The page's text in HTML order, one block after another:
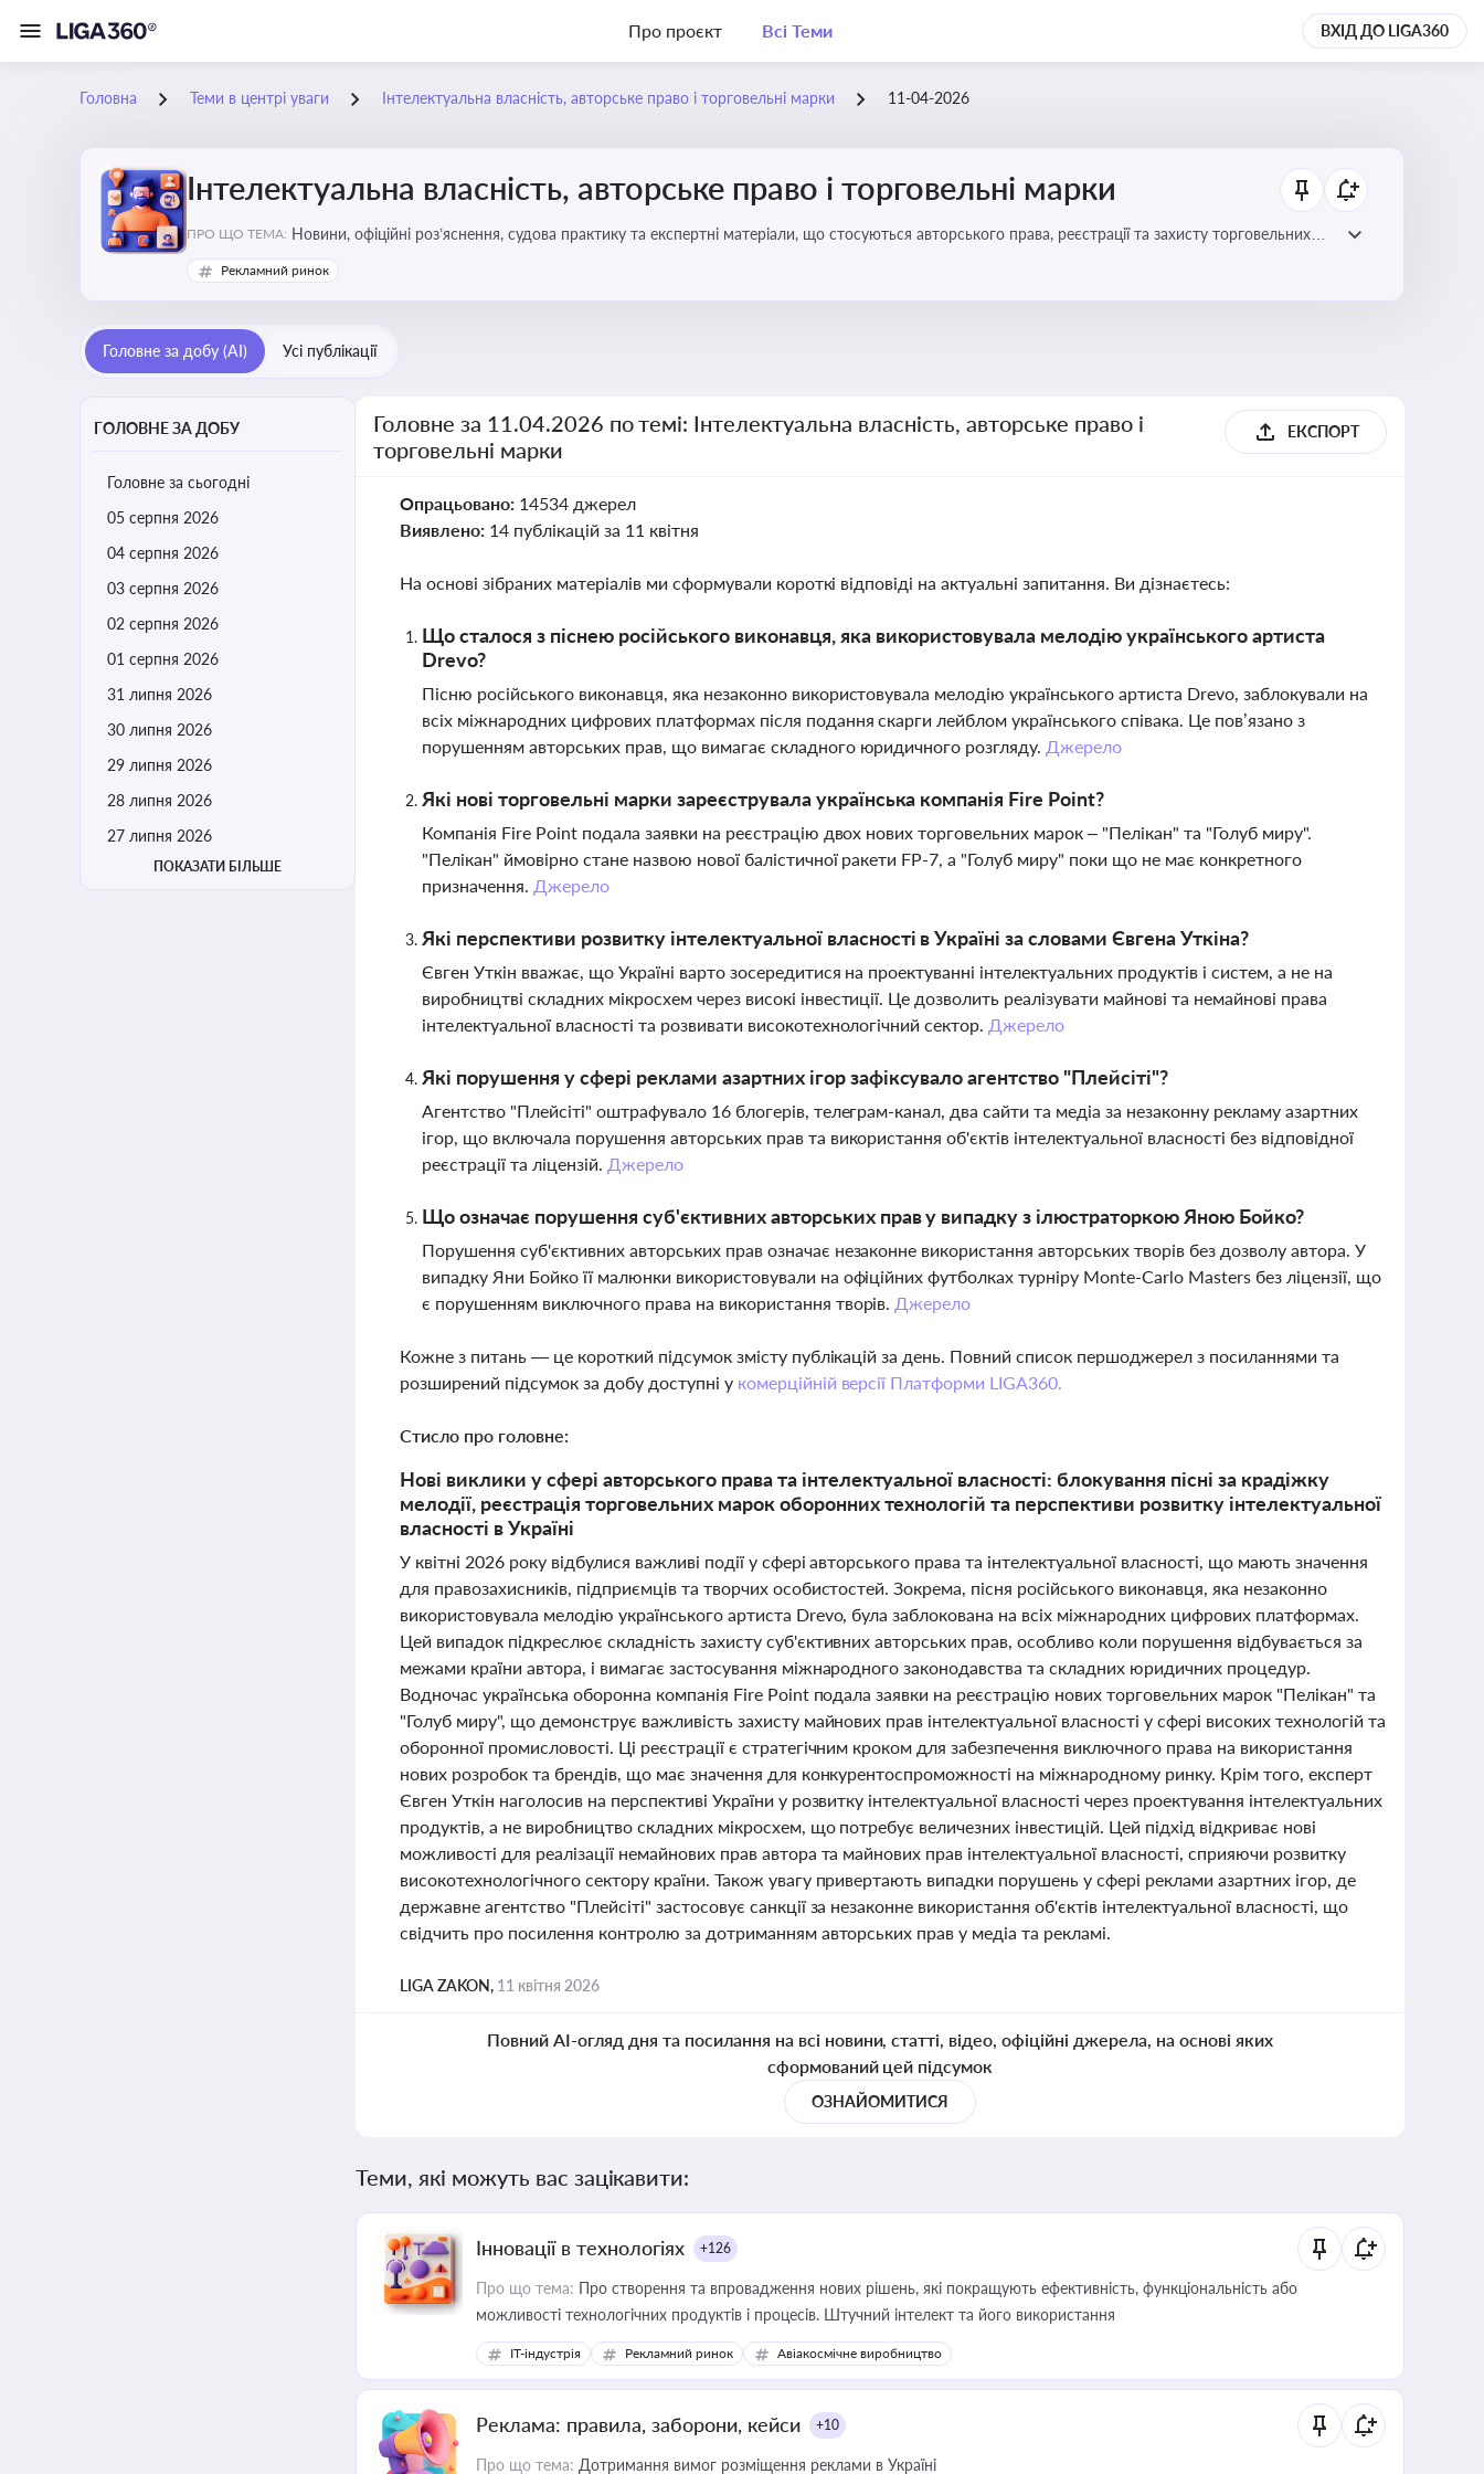
Про проєкт Всі Теми ВХІД ДО LIGA360
Головна Теми в центрі уваги Інтелектуальна власність, авторське право і торговельні марки 11-04-2026
Інтелектуальна власність, авторське право і торговельні марки
ПРО ЩО ТЕМА: Новини, офіційні роз’яснення, судова практику та експертні матеріали, що стосуються авторського права, реєстрації та захисту торговельних
марок, боротьби з порушеннями прав інтелектуальної власності, а також змін у законодавстві у цій сфері
Рекламний ринок
Головне за добу (AI) Усі публікації
ГОЛОВНЕ ЗА ДОБУ
Головне за сьогодні
05 серпня 2026
04 серпня 2026
03 серпня 2026
02 серпня 2026
01 серпня 2026
31 липня 2026
30 липня 2026
29 липня 2026
28 липня 2026
27 липня 2026
ПОКАЗАТИ БІЛЬШЕ
Головне за 11.04.2026 по темі: Інтелектуальна власність, авторське право і
торговельні марки
ЕКСПОРТ
Опрацьовано: 14534 джерел
Виявлено: 14 публікацій за 11 квітня
На основі зібраних матеріалів ми сформували короткі відповіді на актуальні запитання. Ви дізнаєтесь:
Що сталося з піснею російського виконавця, яка використовувала мелодію українського артиста
Drevo?
Пісню російського виконавця, яка незаконно використовувала мелодію українського артиста Drevo, заблокували на
всіх міжнародних цифрових платформах після подання скарги лейблом українського співака. Це пов’язано з
порушенням авторських прав, що вимагає складного юридичного розгляду. Джерело
Які нові торговельні марки зареєструвала українська компанія Fire Point?
Компанія Fire Point подала заявки на реєстрацію двох нових торговельних марок – "Пелікан" та "Голуб миру".
"Пелікан" ймовірно стане назвою нової балістичної ракети FP-7, а "Голуб миру" поки що не має конкретного
призначення. Джерело
Які перспективи розвитку інтелектуальної власності в Україні за словами Євгена Уткіна?
Євген Уткін вважає, що Україні варто зосередитися на проектуванні інтелектуальних продуктів і систем, а не на
виробництві складних мікросхем через високі інвестиції. Це дозволить реалізувати майнові та немайнові права
інтелектуальної власності та розвивати високотехнологічний сектор. Джерело
Які порушення у сфері реклами азартних ігор зафіксувало агентство "Плейсіті"?
Агентство "Плейсіті" оштрафувало 16 блогерів, телеграм-канал, два сайти та медіа за незаконну рекламу азартних
ігор, що включала порушення авторських прав та використання об'єктів інтелектуальної власності без відповідної
реєстрації та ліцензій. Джерело
Що означає порушення суб'єктивних авторських прав у випадку з ілюстраторкою Яною Бойко?
Порушення суб'єктивних авторських прав означає незаконне використання авторських творів без дозволу автора. У
випадку Яни Бойко її малюнки використовували на офіційних футболках турніру Monte-Carlo Masters без ліцензії, що
є порушенням виключного права на використання творів. Джерело
Кожне з питань — це короткий підсумок змісту публікацій за день. Повний список першоджерел з посиланнями та
розширений підсумок за добу доступні у комерційній версії Платформи LIGA360.
Стисло про головне:
Нові виклики у сфері авторського права та інтелектуальної власності: блокування пісні за крадіжку
мелодії, реєстрація торговельних марок оборонних технологій та перспективи розвитку інтелектуальної
власності в Україні
У квітні 2026 року відбулися важливі події у сфері авторського права та інтелектуальної власності, що мають значення
для правозахисників, підприємців та творчих особистостей. Зокрема, пісня російського виконавця, яка незаконно
використовувала мелодію українського артиста Drevo, була заблокована на всіх міжнародних цифрових платформах.
Цей випадок підкреслює складність захисту суб'єктивних авторських прав, особливо коли порушення відбувається за
межами країни автора, і вимагає застосування міжнародного законодавства та складних юридичних процедур.
Водночас українська оборонна компанія Fire Point подала заявки на реєстрацію нових торговельних марок "Пелікан" та
"Голуб миру", що демонструє важливість захисту майнових прав інтелектуальної власності у сфері високих технологій та
оборонної промисловості. Ці реєстрації є стратегічним кроком для забезпечення виключного права на використання
нових розробок та брендів, що має значення для конкурентоспроможності на міжнародному ринку. Крім того, експерт
Євген Уткін наголосив на перспективі України у розвитку інтелектуальної власності через проектування інтелектуальних
продуктів, а не виробництво складних мікросхем, що потребує величезних інвестицій. Цей підхід відкриває нові
можливості для реалізації немайнових прав автора та майнових прав інтелектуальної власності, сприяючи розвитку
високотехнологічного сектору країни. Також увагу привертають випадки порушень у сфері реклами азартних ігор, де
державне агентство "Плейсіті" застосовує санкції за незаконне використання об'єктів інтелектуальної власності, що
свідчить про посилення контролю за дотриманням авторських прав у медіа та рекламі.
LIGA ZAKON, 11 квітня 2026
Повний AI-огляд дня та посилання на всі новини, статті, відео, офіційні джерела, на основі яких
сформований цей підсумок
ОЗНАЙОМИТИСЯ
Теми, які можуть вас зацікавити:
Інновації в технологіях +126
Про що тема: Про створення та впровадження нових рішень, які покращують ефективність, функціональність або
можливості технологічних продуктів і процесів. Штучний інтелект та його використання
IT-індустрія Рекламний ринок Авіакосмічне виробництво
Реклама: правила, заборони, кейси +10
Про що тема: Дотримання вимог розміщення реклами в Україні